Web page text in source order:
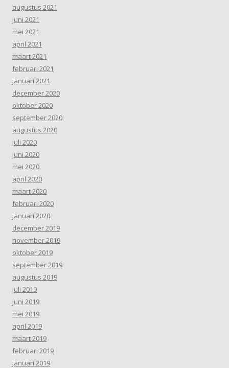
augustus 2021
juni 2021
mei 2021
april 2021
maart 2021
februari 2021
januari 2021
december 2020
oktober 2020
september 2020
augustus 2020
juli 2020
juni 2020
mei 2020
april 2020
maart 2020
februari 2020
januari 2020
december 2019
november 2019
oktober 2019
september 2019
augustus 2019
juli 2019
juni 2019
mei 2019
april 2019
maart 2019
februari 2019
januari 2019